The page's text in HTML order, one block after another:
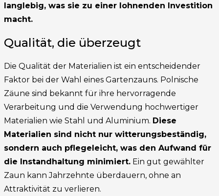
langlebig, was sie zu einer lohnenden Investition
macht.
Qualität, die überzeugt
Die Qualität der Materialien ist ein entscheidender
Faktor bei der Wahl eines Gartenzauns. Polnische
Zäune sind bekannt für ihre hervorragende
Verarbeitung und die Verwendung hochwertiger
Materialien wie Stahl und Aluminium. Diese
Materialien sind nicht nur witterungsbeständig,
sondern auch pflegeleicht, was den Aufwand für
die Instandhaltung minimiert. Ein gut gewählter
Zaun kann Jahrzehnte überdauern, ohne an
Attraktivität zu verlieren.